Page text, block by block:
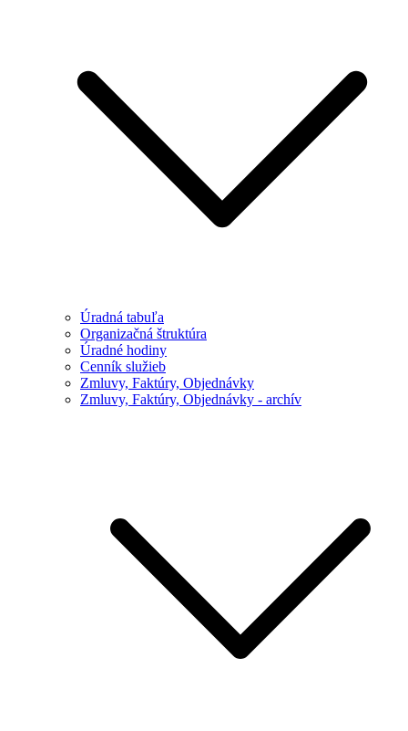
Úradná tabuľa
Organizačná štruktúra
Úradné hodiny
Cenník služieb
Zmluvy, Faktúry, Objednávky
Zmluvy, Faktúry, Objednávky - archív